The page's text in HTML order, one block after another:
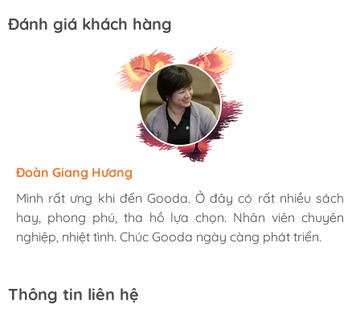
Đánh giá khách hàng
Hương Suri
Mình rất ưng khi đến Gooda. Ở đây có rất nhiều sách
hay, phong phú, tha hồ lựa chọn. Nhân viên chuyên
nghiệp, nhiệt tình. Chúc Gooda ngày càng phát triển.
Đoàn Giang Hương
Mình rất ưng khi đến Gooda. Ở đây có rất nhiều sách
hay, phong phú, tha hồ lựa chọn. Nhân viên chuyên
nghiệp, nhiệt tình. Chúc Gooda ngày càng phát triển.
Ngọc Anh
Mình rất ưng khi đến Gooda. Ở đây có rất nhiều sách
hay, phong phú, tha hồ lựa chọn. Nhân viên chuyên
nghiệp, nhiệt tình. Chúc Gooda ngày càng phát triển.
Thông tin liên hệ